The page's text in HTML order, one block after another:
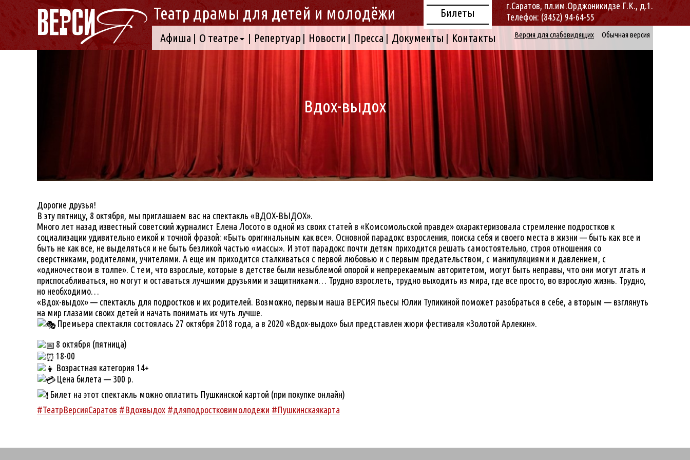
Театр драмы для детей и молодёжи
г.Саратов, пл.им.Орджоникидзе Г.К., д.1.
Телефон: (8452) 94-64-55
Билеты
Афиша
О театре Репертуар Новости Пресса Документы Контакты Версия для слабовидящих Обычная версия
Вдох-выдох
Дорогие друзья!
В эту пятницу, 8 октября, мы приглашаем вас на спектакль «ВДОХ-ВЫДОХ».
Много лет назад известный советский журналист Елена Лосото в одной из своих статей в «Комсомольской правде» охарактеризовала стремление подростков к
социализации удивительно емкой и точной фразой: «Быть оригинальным как все». Основной парадокс взросления, поиска себя и своего места в жизни — быть как все и
быть не как все, не выделяться и не быть безликой частью «массы». И этот парадокс почти детям приходится решать самостоятельно, строя отношения со
сверстниками, родителями, учителями. А еще им приходится сталкиваться с первой любовью и с первым предательством, с манипуляциями и давлением, с
«одиночеством в толпе». С тем, что взрослые, которые в детстве были незыблемой опорой и непререкаемым авторитетом, могут быть неправы, что они могут лгать и
приспосабливаться, но могут и оставаться лучшими друзьями и защитниками… Трудно взрослеть, трудно выходить из мира, где все просто, во взрослую жизнь. Трудно,
но необходимо…
«Вдох-выдох» — спектакль для подростков и их родителей. Возможно, первым наша ВЕРСИЯ пьесы Юлии Тупикиной поможет разобраться в себе, а вторым — взглянуть
на мир глазами своих детей и начать понимать их чуть лучше.
Премьера спектакля состоялась 27 октября 2018 года, а в 2020 «Вдох-выдох» был представлен жюри фестиваля «Золотой Арлекин».
8 октября (пятница)
18-00
Возрастная категория 14+
Цена билета — 300 р.
Билет на этот спектакль можно оплатить Пушкинской картой (при покупке онлайн)
#ТеатрВерсияСаратов #Вдохвыдох #дляподростковимолодежи #Пушкинскаякарта